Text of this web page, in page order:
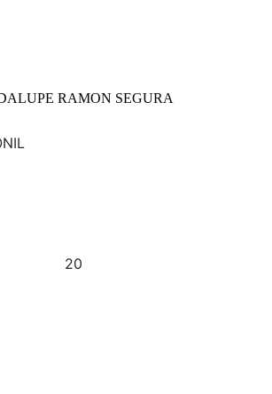
RAMON SEGURA
20